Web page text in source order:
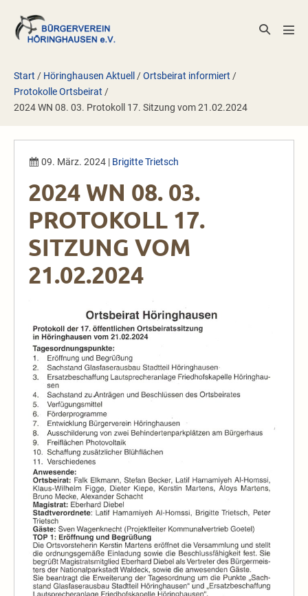
Inhalt
springen
Suche-
Start / Höringhausen Aktuell /Ortsbeirat informiert /
Protokolle Ortsbeirat /
2024 WN 08. 03. Protokoll 17. Sitzung vom 21.02.2024
09. März. 2024 | Brigitte Trietsch
2024 WN 08. 03.
PROTOKOLL 17.
SITZUNG VOM
21.02.2024